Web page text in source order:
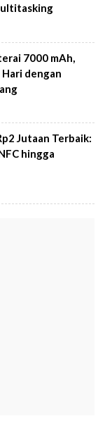
7000 mAh,
dengan
Jutaan Terbaik:
hingga